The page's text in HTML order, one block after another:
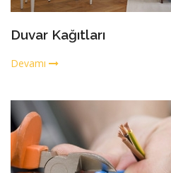
Duvar Kağıtları
Devamı